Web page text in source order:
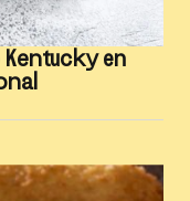
en